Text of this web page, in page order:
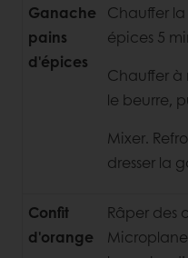
Ganache
pains
d'épices
Chauffer la
épices 5
Chauffer à
le beurre,
Mixer.
dresser la
Confit
d'orange
Râper des